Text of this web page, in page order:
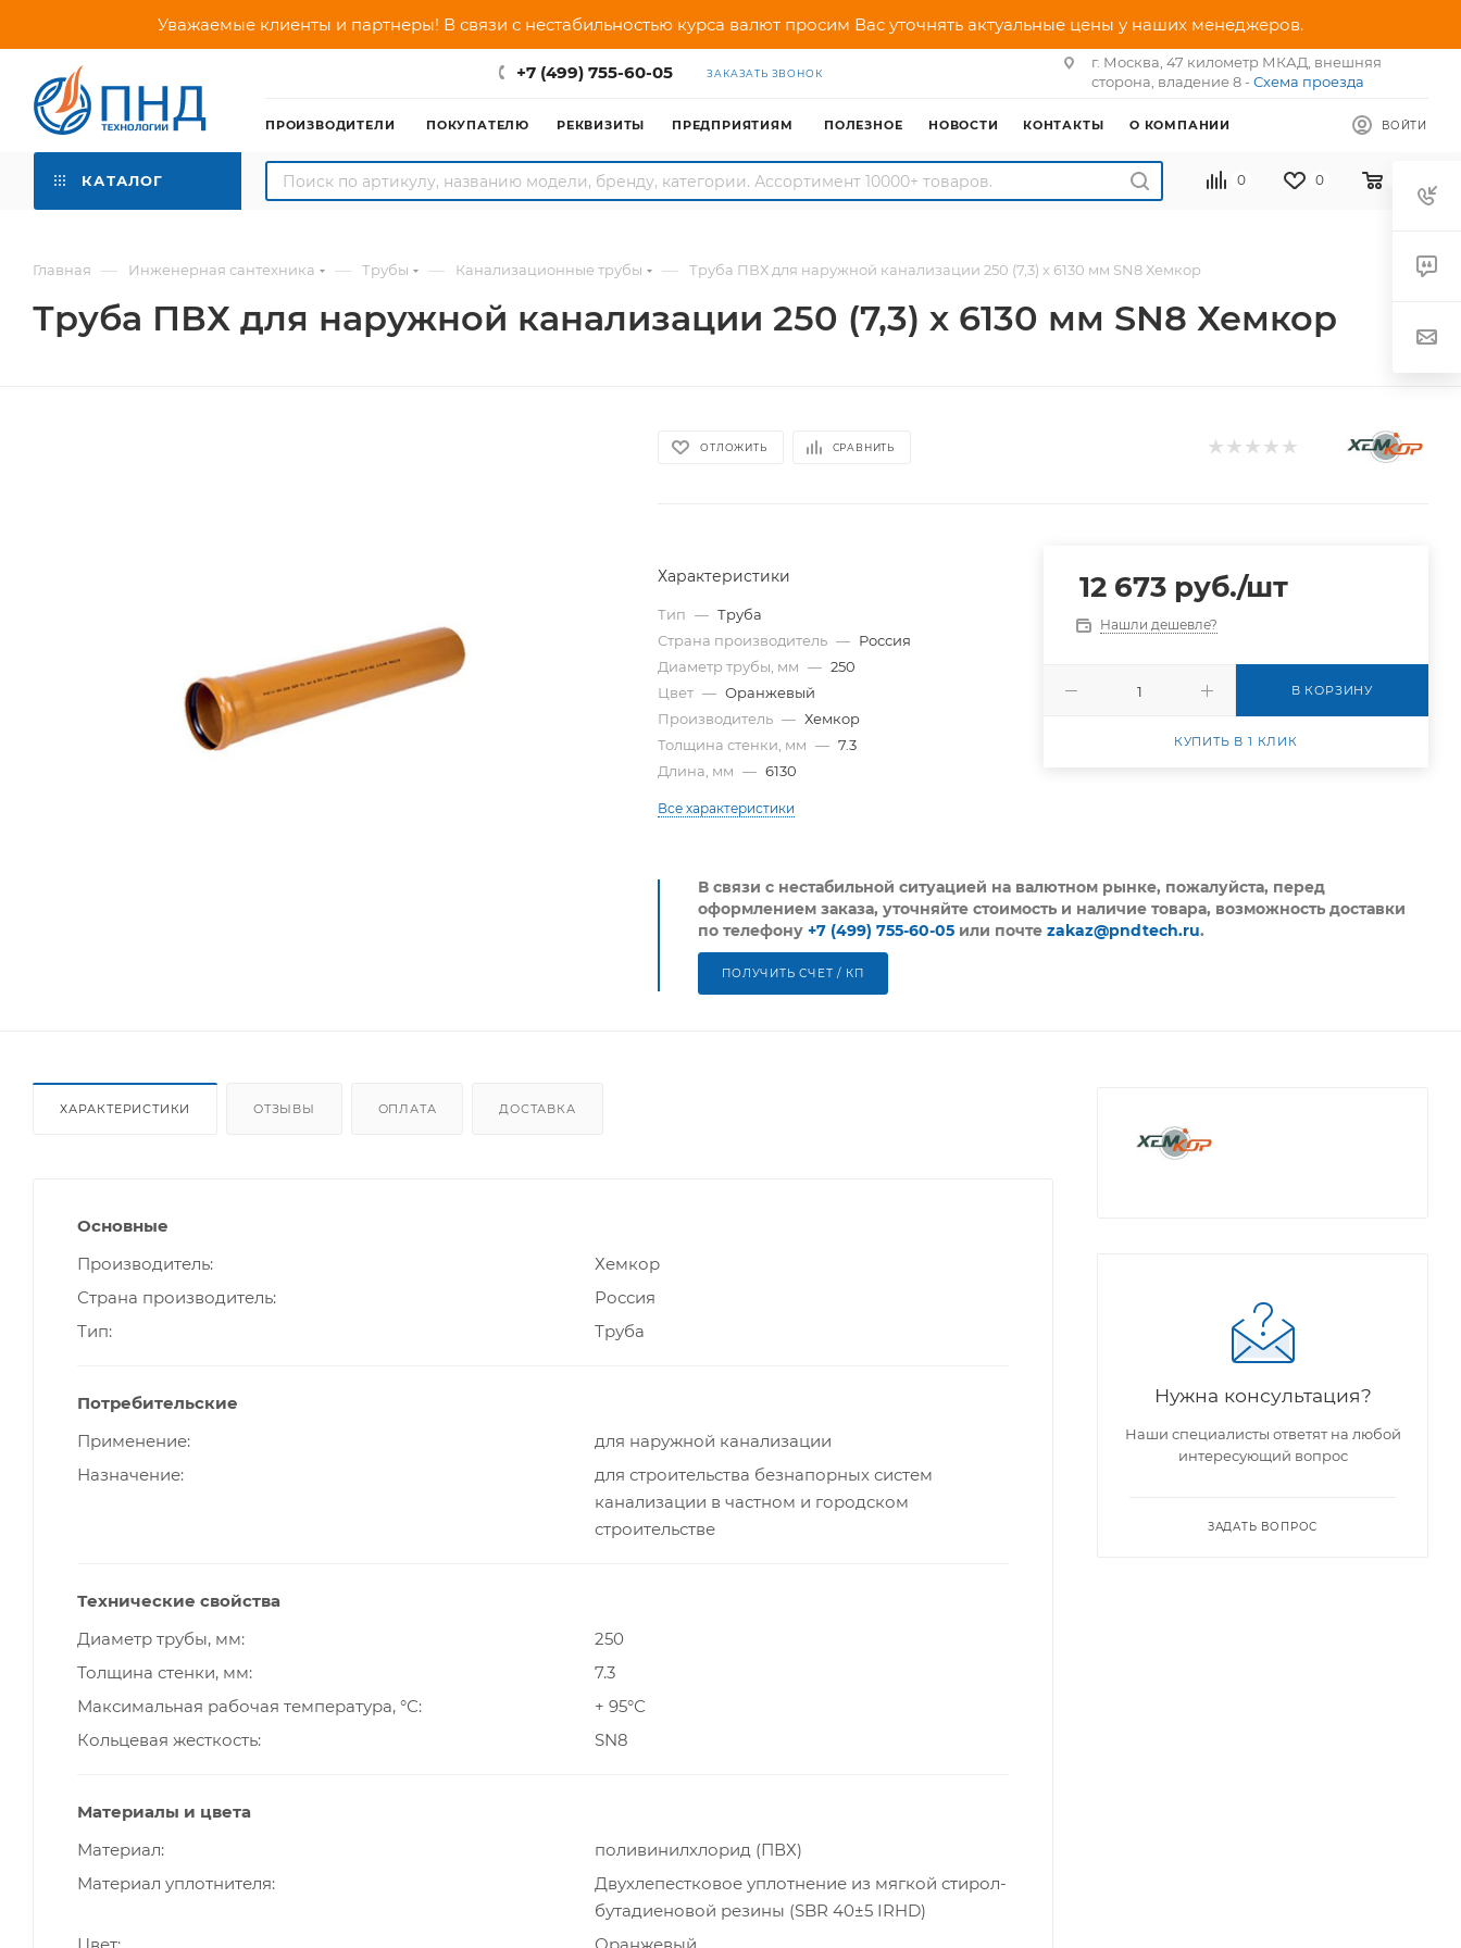
Уважаемые клиенты и партнеры! В связи с нестабильностью курса валют просим Вас уточнять актуальные цены у наших менеджеров.
+7 (499) 755-60-05 ЗАКАЗАТЬ ЗВОНОК
г. Москва, 47 километр МКАД, внешняя
сторона, владение 8 - Схема проезда
ВОЙТИ
ПРОИЗВОДИТЕЛИ ПОКУПАТЕЛЮ РЕКВИЗИТЫ ПРЕДПРИЯТИЯМ ПОЛЕЗНОЕ НОВОСТИ КОНТАКТЫ О КОМПАНИИ
0 0
КАТАЛОГ
Главная — Инженерная сантехника — Трубы — Канализационные трубы — Труба ПВХ для наружной канализации 250 (7,3) х 6130 мм SN8 Хемкор
Труба ПВХ для наружной канализации 250 (7,3) х 6130 мм SN8 Хемкор
ОТЛОЖИТЬ СРАВНИТЬ
Характеристики
Тип — Труба
Страна производитель — Россия
Диаметр трубы, мм — 250
Цвет — Оранжевый
Производитель — Хемкор
Толщина стенки, мм — 7.3
Длина, мм — 6130
Все характеристики
12 673руб./шт
Нашли дешевле?
В КОРЗИНУ
КУПИТЬ В 1 КЛИК
В связи с нестабильной ситуацией на валютном рынке, пожалуйста, перед
оформлением заказа, уточняйте стоимость и наличие товара, возможность доставки
по телефону+7 (499) 755-60-05 или почтеzakaz@pndtech.ru.
ПОЛУЧИТЬ СЧЕТ / КП
ХАРАКТЕРИСТИКИ ОТЗЫВЫ ОПЛАТА ДОСТАВКА
Основные
Производитель
Хемкор
Страна производитель
Россия
Тип
Труба
Потребительские
Применение
для наружной канализации
Назначение
для строительства безнапорных систем
канализации в частном и городском
строительстве
Технические свойства
Диаметр трубы, мм
250
Толщина стенки, мм
7.3
Максимальная рабочая температура, °С
+ 95°С
Кольцевая жесткость
SN8
Материалы и цвета
Материал
поливинилхлорид (ПВХ)
Материал уплотнителя
Двухлепестковое уплотнение из мягкой стирол-
бутадиеновой резины (SBR 40±5 IRHD)
Нужна консультация?
Наши специалисты ответят на любой
интересующий вопрос
ЗАДАТЬ ВОПРОС